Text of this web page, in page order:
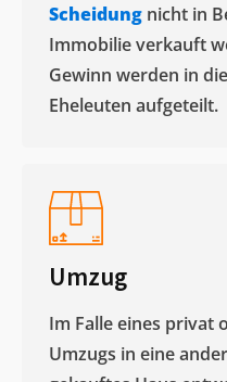
Scheidung nicht in
Immobilie verkauft
Gewinn werden in
Eheleuten aufgeteilt.​
Umzug
Im Falle eines privat
Umzugs in eine